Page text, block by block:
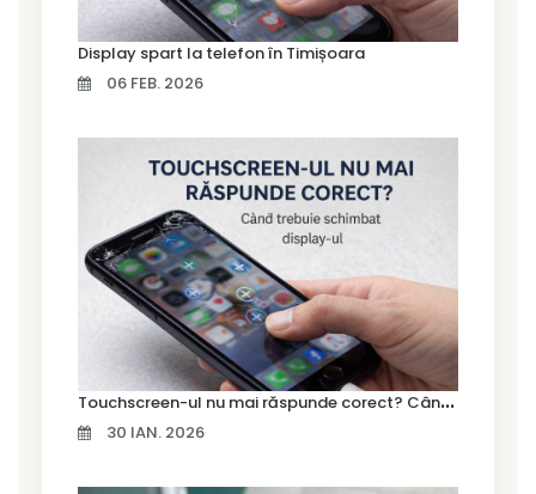
Display spart la telefon în Timișoara
06 FEB. 2026
T
ouchscreen-ul nu mai răspunde corect? Când trebuie schimbat display-ul
30 IAN. 2026